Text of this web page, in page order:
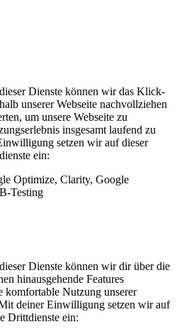
Dienste können wir das Klick-
unserer Webseite nachvollziehen
um unsere Webseite zu
insgesamt laufend zu
setzen wir auf dieser
ein:
Optimize, Clarity, Google
Testing
Dienste können wir dir über die
hinausgehende Features
komfortable Nutzung unserer
deiner Einwilligung setzen wir auf
Drittdienste ein: